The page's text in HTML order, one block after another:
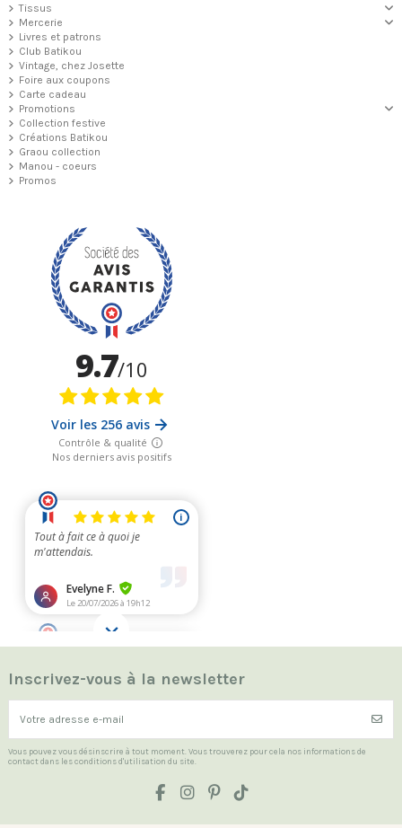
Tissus
Mercerie
Livres et patrons
Club Batikou
Vintage, chez Josette
Foire aux coupons
Carte cadeau
Promotions
Collection festive
Créations Batikou
Graou collection
Manou - coeurs
Promos
Inscrivez-vous à la newsletter
Vous pouvez vous désinscrire à tout moment. Vous trouverez pour cela nos informations de
contact dans les conditions d'utilisation du site.